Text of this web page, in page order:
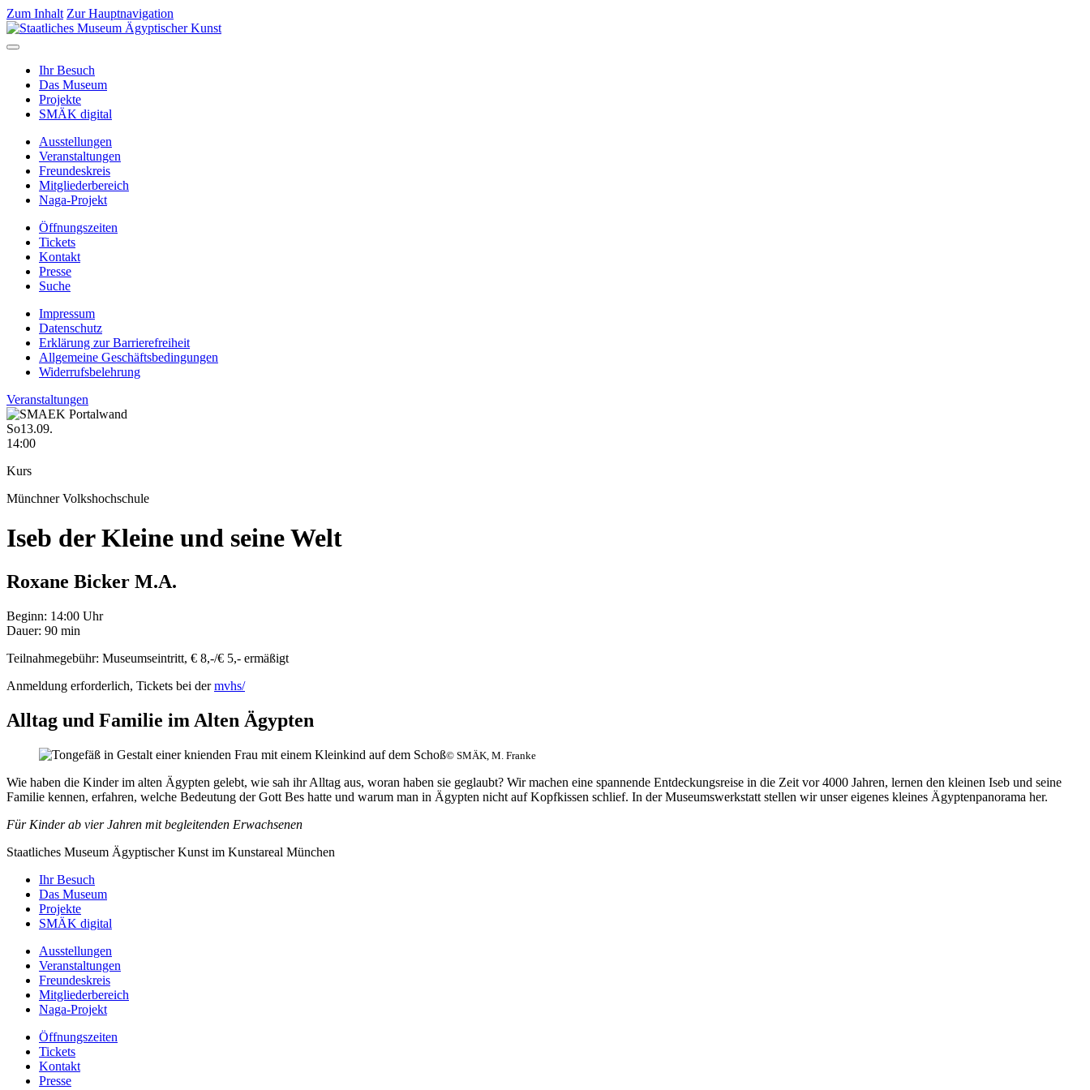
Zum Inhalt Zur Hauptnavigation
Ihr Besuch
Das Museum
Projekte
SMÄK digital
Ausstellungen
Veranstaltungen
Freundeskreis
Mitgliederbereich
Naga-Projekt
Öffnungszeiten
Tickets
Kontakt
Presse
Suche
Impressum
Datenschutz
Erklärung zur Barrierefreiheit
Allgemeine Geschäftsbedingungen
Widerrufsbelehrung
Veranstaltungen
So13.09.
14:00
Kurs
Münchner Volkshochschule
Iseb der Kleine und seine Welt
Roxane Bicker M.A.
Beginn: 14:00 Uhr
Dauer: 90 min
Teilnahmegebühr: Museumseintritt, € 8,-/€ 5,- ermäßigt
Anmeldung erforderlich, Tickets bei dermvhs/
Alltag und Familie im Alten Ägypten
© SMÄK, M. Franke
Wie haben die Kinder im alten Ägypten gelebt, wie sah ihr Alltag aus, woran haben sie geglaubt? Wir machen eine spannende Entdeckungsreise in die Zeit vor 4000 Jahren, lernen den kleinen Iseb und seine
Familie kennen, erfahren, welche Bedeutung der Gott Bes hatte und warum man in Ägypten nicht auf Kopfkissen schlief. In der Museumswerkstatt stellen wir unser eigenes kleines Ägyptenpanorama her.
Für Kinder ab vier Jahren mit begleitenden Erwachsenen
Staatliches Museum Ägyptischer Kunst im Kunstareal München
Ihr Besuch
Das Museum
Projekte
SMÄK digital
Ausstellungen
Veranstaltungen
Freundeskreis
Mitgliederbereich
Naga-Projekt
Öffnungszeiten
Tickets
Kontakt
Presse